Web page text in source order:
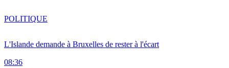
L'Islande demande à Bruxelles de rester à l'écart
08:36
POLITIQUE